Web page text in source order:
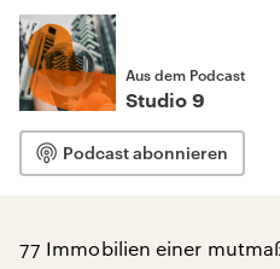
Aus dem Podcast
Studio 9
Podcast abonnieren
77 Immobilien einer